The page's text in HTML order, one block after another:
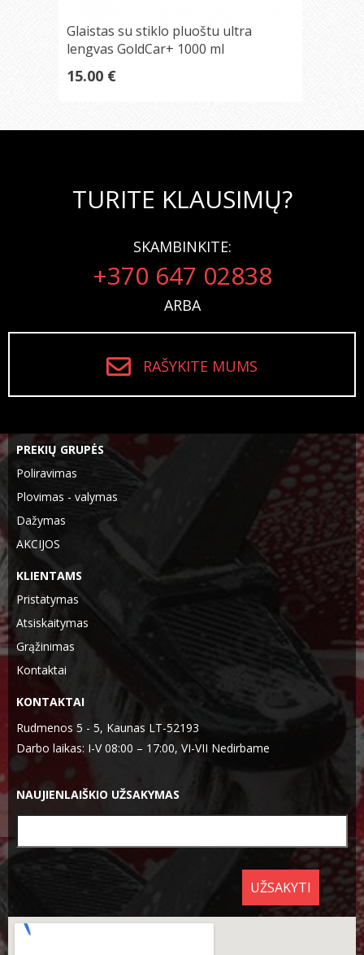
Glaistas su stiklo pluoštu ultra
lengvas GoldCar+ 1000 ml
15.00 €
TURITE KLAUSIMŲ?
SKAMBINKITE:
+370 647 02838
ARBA
RAŠYKITE MUMS
PREKIŲ GRUPĖS
Poliravimas
Plovimas - valymas
Dažymas
AKCIJOS
KLIENTAMS
Pristatymas
Atsiskaitymas
Grąžinimas
Kontaktai
KONTAKTAI
Rudmenos 5 - 5, Kaunas LT-52193
Darbo laikas: I-V 08:00 – 17:00, VI-VII Nedirbame
NAUJIENLAIŠKIO UŽSAKYMAS
UŽSAKYTI